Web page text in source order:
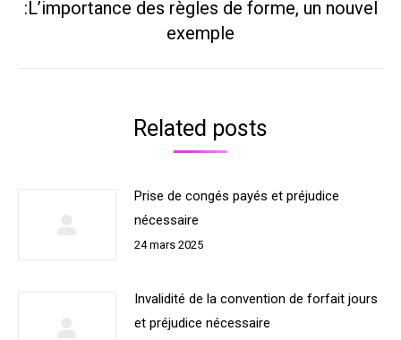
Onglet
suivant
:L’importance des règles de forme, un nouvel
exemple
Related posts
Prise de congés payés et préjudice
nécessaire
24 mars 2025
Invalidité de la convention de forfait jours
et préjudice nécessaire